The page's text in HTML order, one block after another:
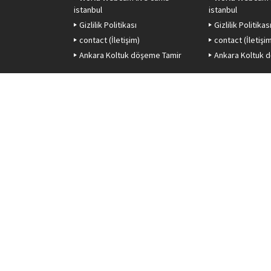
istanbul
Gizlilik Politikası
contact (İletişim)
Ankara Koltuk döşeme Tamir
istanbul
Gizlilik Politikası
contact
Ankara Koltuk